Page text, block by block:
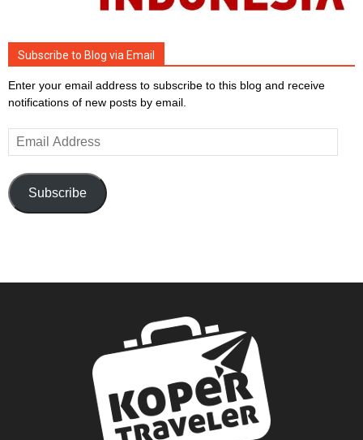
Subscribe to Blog via Email
Enter your email address to subscribe to this blog and receive
notifications of new posts by email.
Email
Address
Subscribe